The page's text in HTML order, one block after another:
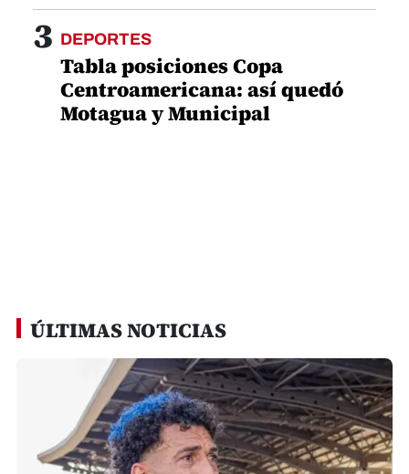
3 DEPORTES
Tabla posiciones Copa
Centroamericana: así quedó
Motagua y Municipal
ÚLTIMAS NOTICIAS